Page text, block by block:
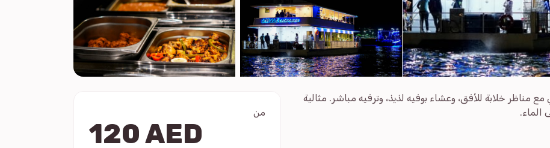
من
120 AED
مناظر خلابة للأفق، وعشاء بوفيه لذيذ، وترفيه مباشر. مثالية
الماء.